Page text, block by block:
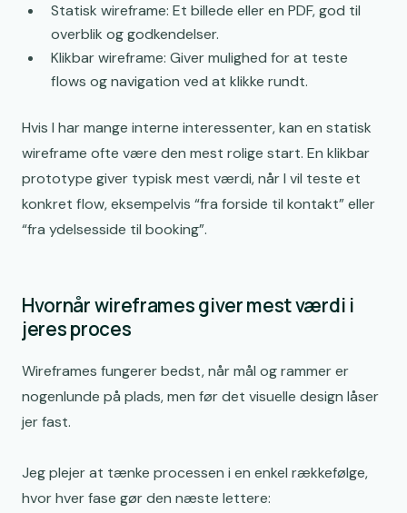
Statisk wireframe: Et billede eller en PDF, god til
overblik og godkendelser.
Klikbar wireframe: Giver mulighed for at teste
flows og navigation ved at klikke rundt.
Hvis I har mange interne interessenter, kan en statisk
wireframe ofte være den mest rolige start. En klikbar
prototype giver typisk mest værdi, når I vil teste et
konkret flow, eksempelvis “fra forside til kontakt” eller
“fra ydelsesside til booking”.
Hvornår wireframes giver mest værdi i
jeres proces
Wireframes fungerer bedst, når mål og rammer er
nogenlunde på plads, men før det visuelle design låser
jer fast.
Jeg plejer at tænke processen i en enkel rækkefølge,
hvor hver fase gør den næste lettere: